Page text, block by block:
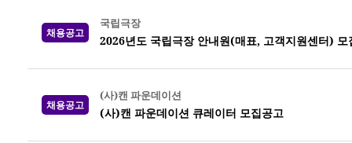
채용공고
국립극장
2026년도 국립극장 안내원(매표, 고객지원센터) 모
채용공고
(사)캔 파운데이션
(사)캔 파운데이션 큐레이터 모집공고